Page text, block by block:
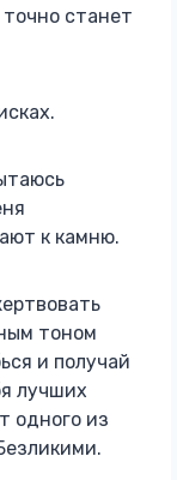
станет
к камню.
тоном
и получай
лучших
одного из